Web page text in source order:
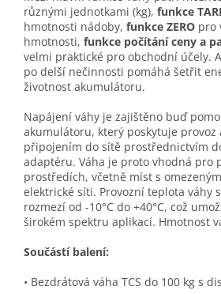
různými jednotkami (kg), funkce
hmotnosti nádoby, funkce ZERO pro
hmotnosti, funkce počítání ceny a
velmi praktické pro obchodní účely.
po delší nečinnosti pomáhá šetřit
životnost akumulátoru.
Napájení váhy je zajištěno buď
akumulátoru, který poskytuje provoz
připojením do sítě prostřednictvím
adaptéru. Váha je proto vhodná pro
prostředích, včetně míst s
elektrické síti. Provozní teplota váhy
rozmezí od -10°C do +40°C, což
širokém spektru aplikací. Hmotnost
Součástí balení:
• Bezdrátová váha TCS do 100 kg s